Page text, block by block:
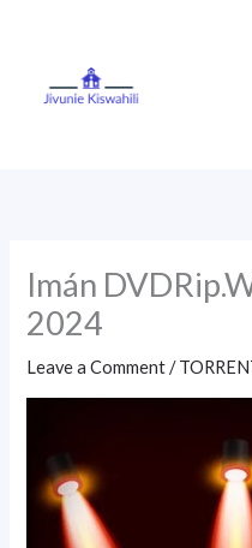
Imán
2024
Leave a Comment /